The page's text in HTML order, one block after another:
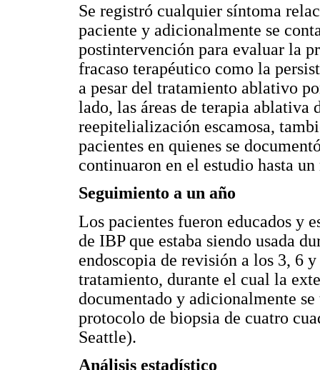
Se registró cualquier síntoma
paciente y adicionalmente se
postintervención para evaluar la
fracaso terapéutico como la
a pesar del tratamiento ablativo
lado, las áreas de terapia ablativa
reepitelialización escamosa,
pacientes en quienes se
continuaron en el estudio hasta
Seguimiento a un año
Los pacientes fueron educados y
de IBP que estaba siendo usada
endoscopia de revisión a los 3, 6
tratamiento, durante el cual la
documentado y adicionalmente
protocolo de biopsia de cuatro
Seattle).
Análisis estadístico